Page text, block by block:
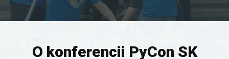
O konferencii PyCon SK